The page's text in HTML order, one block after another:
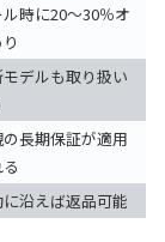
時に20〜30％オ
デルも取り扱い
長期保証が適用
に沿えば返品可能